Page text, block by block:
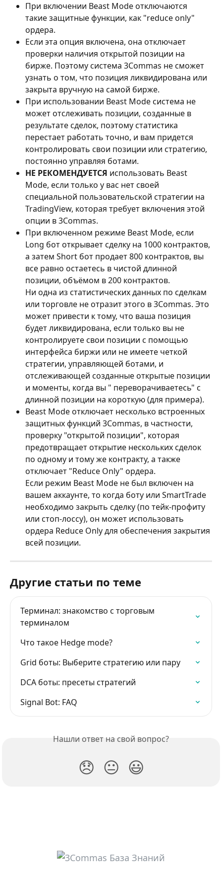
При включении Beast Mode отключаются
такие защитные функции, как "reduce only"
ордера.
Если эта опция включена, она отключает
проверки наличия открытой позиции на
бирже. Поэтому система 3Commas не сможет
узнать о том, что позиция ликвидирована или
закрыта вручную на самой бирже.
При использовании Beast Mode система не
может отслеживать позиции, созданные в
результате сделок, поэтому статистика
перестает работать точно, и вам придется
контролировать свои позиции или стратегию,
постоянно управляя ботами.
НЕ РЕКОМЕНДУЕТСЯ использовать Beast
Mode, если только у вас нет своей
специальной пользовательской стратегии на
TradingView, которая требует включения этой
опции в 3Commas.
При включенном режиме Beast Mode, если
Long бот открывает сделку на 1000 контрактов,
а затем Short бот продает 800 контрактов, вы
все равно остаетесь в чистой длинной
позиции, объёмом в 200 контрактов.
Ни одна из статистических данных по сделкам
или торговле не отразит этого в 3Commas. Это
может привести к тому, что ваша позиция
будет ликвидирована, если только вы не
контролируете свои позиции с помощью
интерфейса биржи или не имеете четкой
стратегии, управляющей ботами, и
отслеживающей созданные открытые позиции
и моменты, когда вы " переворачиваетесь" с
длинной позиции на короткую (для примера).
Beast Mode отключает несколько встроенных
защитных функций 3Commas, в частности,
проверку "открытой позиции", которая
предотвращает открытие нескольких сделок
по одному и тому же контракту, а также
отключает "Reduce Only" ордера.
Если режим Beast Mode не был включен на
вашем аккаунте, то когда боту или SmartTrade
необходимо закрыть сделку (по тейк-профиту
или стоп-лоссу), он может использовать
ордера Reduce Only для обеспечения закрытия
всей позиции.
Другие статьи по теме
Терминал: знакомство с торговым
терминалом
Что такое Hedge mode?
Grid боты: Выберите стратегию или пару
DCA боты: пресеты стратегий
Signal Bot: FAQ
Нашли ответ на свой вопрос?
😞 😐 😃